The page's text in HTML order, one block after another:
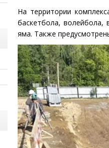
На территории
баскетбола, волейбола,
яма. Также